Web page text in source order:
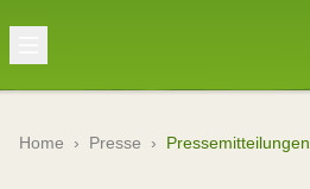
Home › Presse › Pressemitteilungen